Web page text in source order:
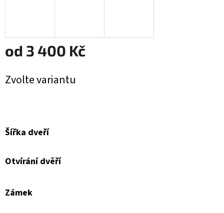
od 3 400 Kč
cena:
Zvolte variantu
Šířka dveří
Otvírání dvěří
Zámek